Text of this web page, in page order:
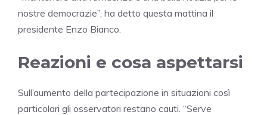
nostre democrazie”, ha detto questa mattina il
presidente Enzo Bianco.
Reazioni e cosa aspettarsi
Sull’aumento della partecipazione in situazioni così
particolari gli osservatori restano cauti. “Serve